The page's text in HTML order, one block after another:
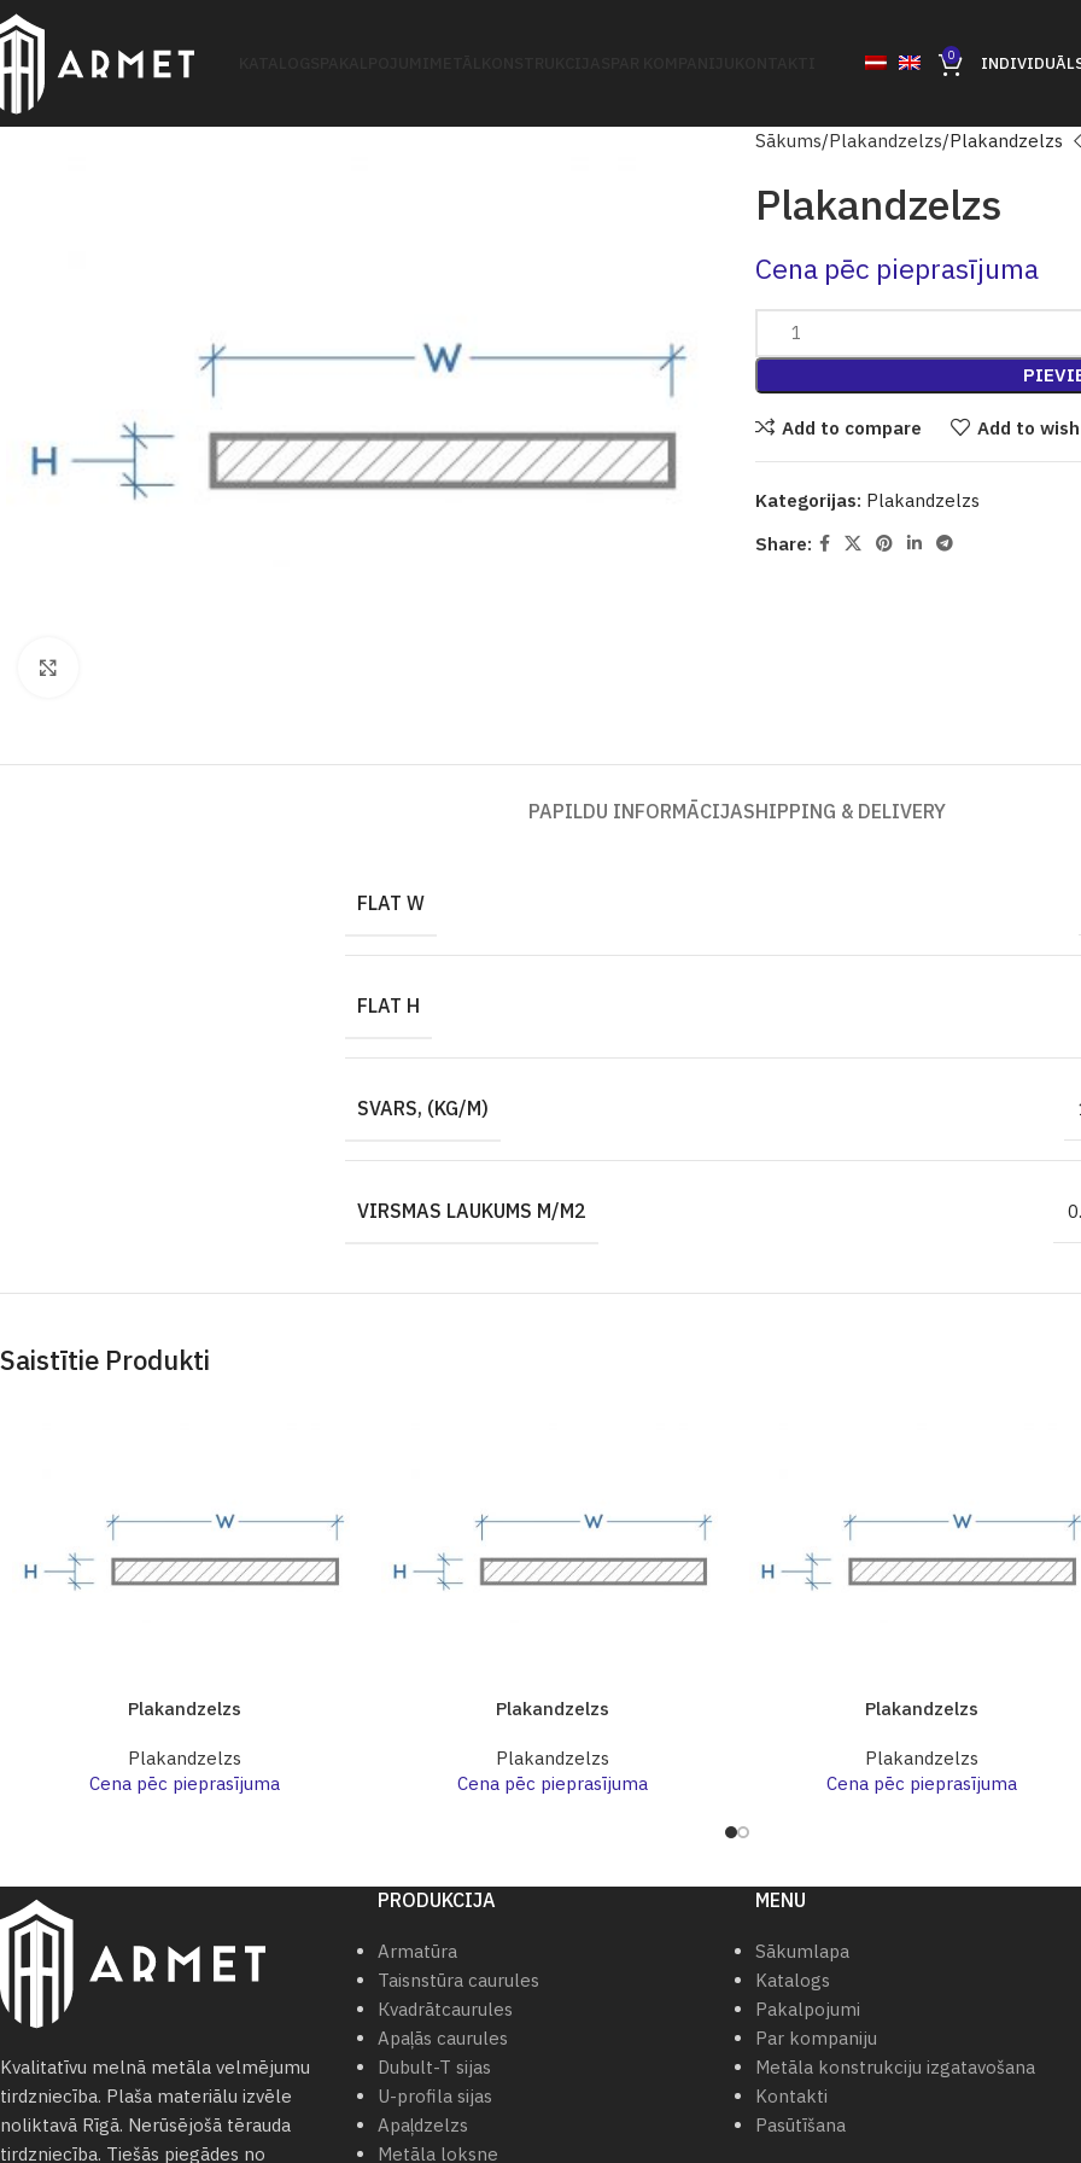
0
Sākums Plakandzelzs Plakandzelzs
Plakandzelzs
Cena pēc pieprasījuma
Add to compare Add to
Kategorijas: Plakandzelzs
Share:
PAPILDU INFORMĀCIJASHIPPING & DELIVERY
FLAT W
FLAT H
SVARS, (KG/M)
VIRSMAS LAUKUMS M/M2
Saistītie Produkti
Plakandzelzs
Plakandzelzs
Cena pēc pieprasījuma
Plakandzelzs
Plakandzelzs
Cena pēc pieprasījuma
Plakandzelzs
Plakandzelzs
Cena pēc pieprasījuma
Kvalitatīvu melnā metāla velmējumu
tirdzniecība. Plaša materiālu izvēle
noliktavā Rīgā. Nerūsējošā tērauda
tirdzniecība. Tiešās piegādes no
PRODUKCIJA
Armatūra
Taisnstūra caurules
Кvadrātcaurules
Apaļās caurules
Dubult-T sijas
U-profila sijas
Apaļdzelzs
Metāla loksne
MENU
Sākumlapa
Katalogs
Pakalpojumi
Par kompaniju
Metāla konstrukciju izgatavošana
Kontakti
Pasūtīšana